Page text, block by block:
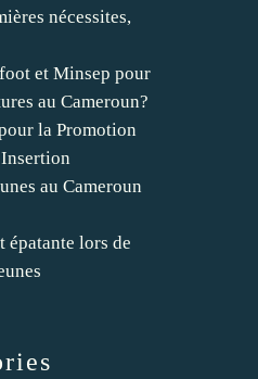
nécessites,
et Minsep pour
au Cameroun?
la Promotion
au Cameroun
épatante lors de